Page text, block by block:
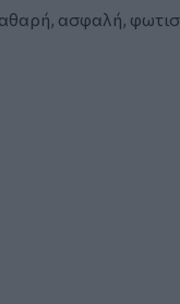
ασφαλή,